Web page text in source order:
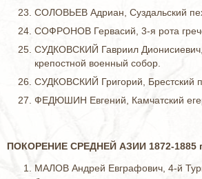
СОЛОВЬЕВ Адриан, Суздальский
СОФРОНОВ Гервасий, 3-я рота
СУДКОВСКИЙ Гавриил
крепостной военный собор.
СУДКОВСКИЙ Григорий, Брестский
ФЕДЮШИН Евгений, Камчатский
ПОКОРЕНИЕ СРЕДНЕЙ АЗИИ 1872-1885
МАЛОВ Андрей Евграфович, 4-й